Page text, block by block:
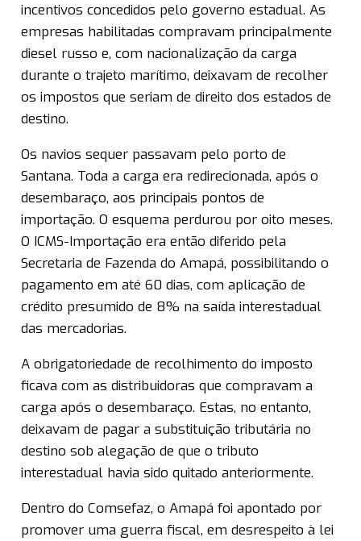
incentivos concedidos pelo governo estadual. As
empresas habilitadas compravam principalmente
diesel russo e, com nacionalização da carga
durante o trajeto marítimo, deixavam de recolher
os impostos que seriam de direito dos estados de
destino.
Os navios sequer passavam pelo porto de
Santana. Toda a carga era redirecionada, após o
desembaraço, aos principais pontos de
importação. O esquema perdurou por oito meses.
O ICMS-Importação era então diferido pela
Secretaria de Fazenda do Amapá, possibilitando o
pagamento em até 60 dias, com aplicação de
crédito presumido de 8% na saída interestadual
das mercadorias.
A obrigatoriedade de recolhimento do imposto
ficava com as distribuidoras que compravam a
carga após o desembaraço. Estas, no entanto,
deixavam de pagar a substituição tributária no
destino sob alegação de que o tributo
interestadual havia sido quitado anteriormente.
Dentro do Comsefaz, o Amapá foi apontado por
promover uma guerra fiscal, em desrespeito à lei